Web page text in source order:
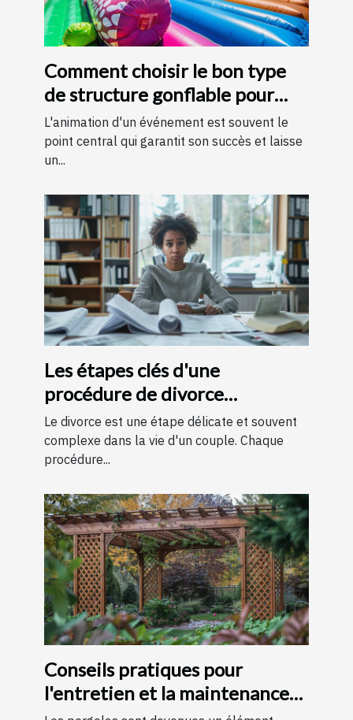
Comment choisir le bon type
de structure gonflable pour
votre événement
L'animation d'un événement est souvent le
point central qui garantit son succès et laisse
un...
Les étapes clés d'une
procédure de divorce
expliquées simplement
Le divorce est une étape délicate et souvent
complexe dans la vie d'un couple. Chaque
procédure...
Conseils pratiques pour
l'entretien et la maintenance